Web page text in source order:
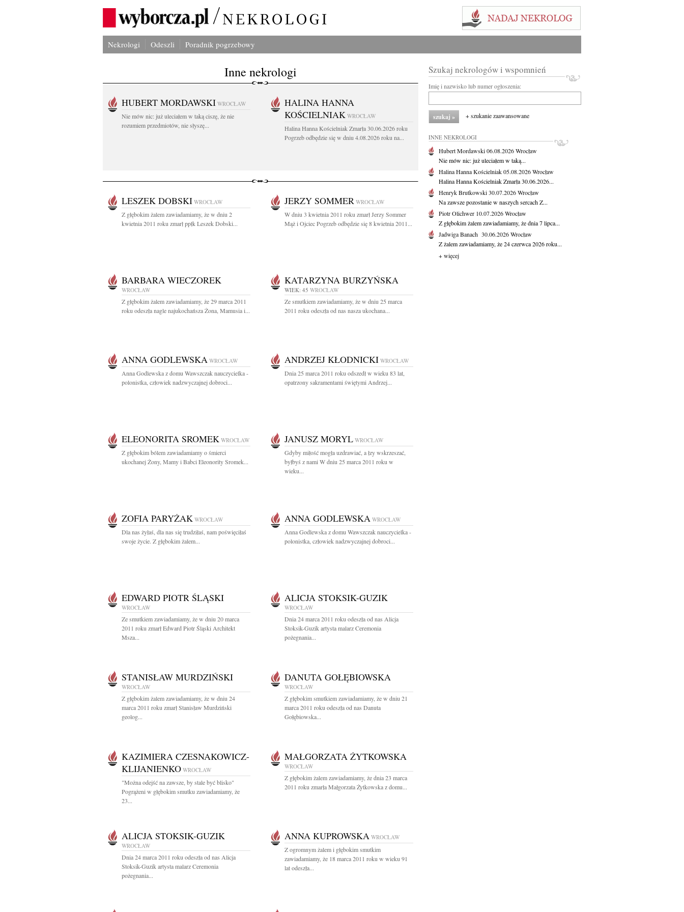
Nekrologi Odeszli Poradnik pogrzebowy
Inne nekrologi
HUBERT MORDAWSKI WROCŁAW
Nie mów nic: już uleciałem w taką ciszę, że nie
rozumiem przedmiotów, nie słyszę...
HALINA HANNA
KOŚCIELNIAK WROCŁAW
Halina Hanna Kościelniak Zmarła 30.06.2026 roku
Pogrzeb odbędzie się w dniu 4.08.2026 roku na...
LESZEK DOBSKI WROCŁAW
Z głębokim żalem zawiadamiamy, że w dniu 2
kwietnia 2011 roku zmarł ppłk Leszek Dobski...
JERZY SOMMER WROCŁAW
W dniu 3 kwietnia 2011 roku zmarł Jerzy Sommer
Mąż i Ojciec Pogrzeb odbędzie się 8 kwietnia 2011...
BARBARA WIECZOREK
WROCŁAW
Z głębokim żalem zawiadamiamy, że 29 marca 2011
roku odeszła nagle najukochańsza Żona, Mamusia i...
KATARZYNA BURZYŃSKA
WIEK: 45 WROCŁAW
Ze smutkiem zawiadamiamy, że w dniu 25 marca
2011 roku odeszła od nas nasza ukochana...
ANNA GODLEWSKA WROCŁAW
Anna Godlewska z domu Wawszczak nauczycielka -
polonistka, człowiek nadzwyczajnej dobroci...
ANDRZEJ KŁODNICKI WROCŁAW
Dnia 25 marca 2011 roku odszedł w wieku 83 lat,
opatrzony sakramentami świętymi Andrzej...
ELEONORITA SROMEK WROCŁAW
Z głębokim bólem zawiadamiamy o śmierci
ukochanej Żony, Mamy i Babci Eleonority Sromek...
JANUSZ MORYL WROCŁAW
Gdyby miłość mogła uzdrawiać, a łzy wskrzeszać,
byłbyś z nami W dniu 25 marca 2011 roku w
wieku...
ZOFIA PARYŻAK WROCŁAW
Dla nas żyłaś, dla nas się trudziłaś, nam poświęciłaś
swoje życie. Z głębokim żalem...
ANNA GODLEWSKA WROCŁAW
Anna Godlewska z domu Wawszczak nauczycielka -
polonistka, człowiek nadzwyczajnej dobroci...
EDWARD PIOTR ŚLĄSKI
WROCŁAW
Ze smutkiem zawiadamiamy, że w dniu 20 marca
2011 roku zmarł Edward Piotr Śląski Architekt
Msza...
ALICJA STOKSIK-GUZIK
WROCŁAW
Dnia 24 marca 2011 roku odeszła od nas Alicja
Stoksik-Guzik artysta malarz Ceremonia
pożegnania...
STANISŁAW MURDZIŃSKI
WROCŁAW
Z głębokim żalem zawiadamiamy, że w dniu 24
marca 2011 roku zmarł Stanisław Murdziński
geolog...
DANUTA GOŁĘBIOWSKA
WROCŁAW
Z głębokim smutkiem zawiadamiamy, że w dniu 21
marca 2011 roku odeszła od nas Danuta
Gołębiowska...
KAZIMIERA CZESNAKOWICZ-
KLIJANIENKO WROCŁAW
"Można odejść na zawsze, by stale być blisko"
Pogrążeni w głębokim smutku zawiadamiamy, że
23...
MAŁGORZATA ŻYTKOWSKA
WROCŁAW
Z głębokim żalem zawiadamiamy, że dnia 23 marca
2011 roku zmarła Małgorzata Żytkowska z domu...
ALICJA STOKSIK-GUZIK
WROCŁAW
Dnia 24 marca 2011 roku odeszła od nas Alicja
Stoksik-Guzik artysta malarz Ceremonia
pożegnania...
ANNA KUPROWSKA WROCŁAW
Z ogromnym żalem i głębokim smutkim
zawiadamiamy, że 18 marca 2011 roku w wieku 91
lat odeszła...
Szukaj nekrologów i wspomnień
Imię i nazwisko lub numer ogłoszenia:
+ szukanie zaawansowane
INNE NEKROLOGI
Hubert Mordawski06.08.2026Wrocław
Nie mów nic: już uleciałem w taką...
Halina Hanna Kościelniak05.08.2026Wrocław
Halina Hanna Kościelniak Zmarła 30.06.2026...
Henryk Brutkowski30.07.2026Wrocław
Na zawsze pozostanie w naszych sercach Z...
Piotr Olichwer 10.07.2026Wrocław
Z głębokim żalem zawiadamiamy, że dnia 7 lipca...
Jadwiga Banach 30.06.2026Wrocław
Z żalem zawiadamiamy, że 24 czerwca 2026 roku...
+ więcej